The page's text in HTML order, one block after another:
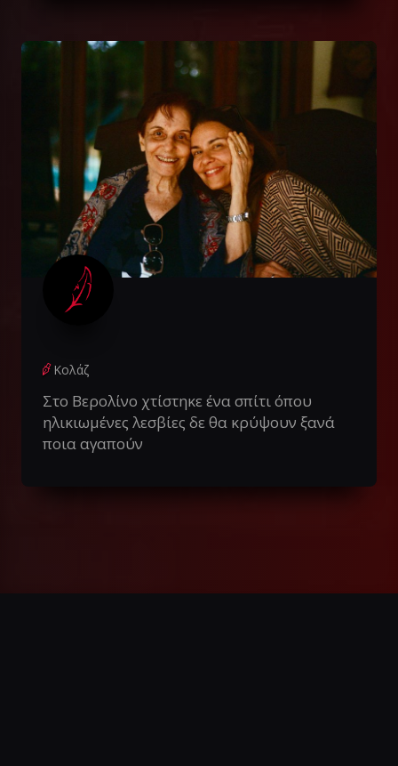
Κολάζ
Στο Βερολίνο χτίστηκε ένα σπίτι όπου
ηλικιωμένες λεσβίες δε θα κρύψουν ξανά
ποια αγαπούν